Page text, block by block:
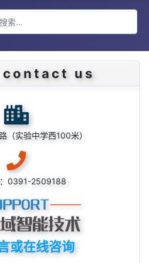
contact us
（实验中学西100米）
0391-2509188
或在线咨询